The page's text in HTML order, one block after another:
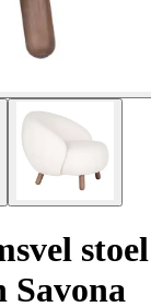
stoel
Savona